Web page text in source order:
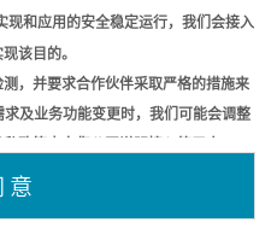
现和应用的安全稳定运行，我们会接入
该目的。
，并要求合作伙伴采取严格的措施来
及业务功能变更时，我们可能会调整
为版本升级、策略调整等原因导致数
意